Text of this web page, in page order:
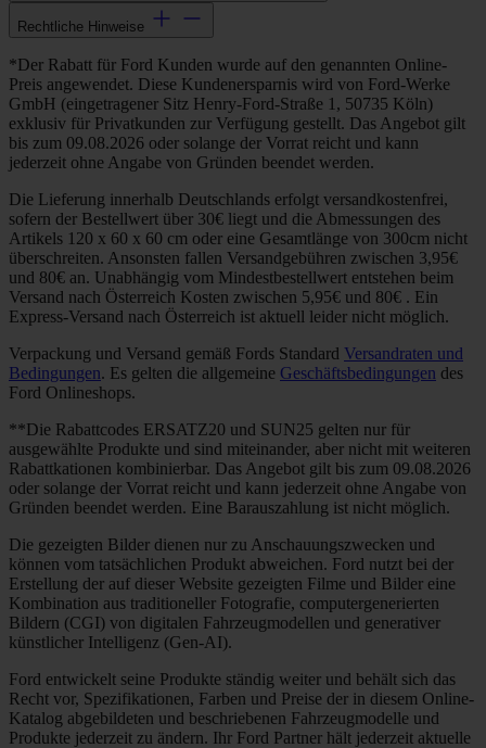
Rechtliche Hinweise
*Der Rabatt für Ford Kunden wurde auf den genannten Online-
Preis angewendet. Diese Kundenersparnis wird von Ford-Werke
GmbH (eingetragener Sitz Henry-Ford-Straße 1, 50735 Köln)
exklusiv für Privatkunden zur Verfügung gestellt. Das Angebot gilt
bis zum 09.08.2026 oder solange der Vorrat reicht und kann
jederzeit ohne Angabe von Gründen beendet werden.
Die Lieferung innerhalb Deutschlands erfolgt versandkostenfrei,
sofern der Bestellwert über 30€ liegt und die Abmessungen des
Artikels 120 x 60 x 60 cm oder eine Gesamtlänge von 300cm nicht
überschreiten. Ansonsten fallen Versandgebühren zwischen 3,95€
und 80€ an. Unabhängig vom Mindestbestellwert entstehen beim
Versand nach Österreich Kosten zwischen 5,95€ und 80€ . Ein
Express-Versand nach Österreich ist aktuell leider nicht möglich.
Verpackung und Versand gemäß Fords Standard Versandraten und
Bedingungen. Es gelten die allgemeine Geschäftsbedingungen des
Ford Onlineshops.
**Die Rabattcodes ERSATZ20 und SUN25 gelten nur für
ausgewählte Produkte und sind miteinander, aber nicht mit weiteren
Rabattkationen kombinierbar. Das Angebot gilt bis zum 09.08.2026
oder solange der Vorrat reicht und kann jederzeit ohne Angabe von
Gründen beendet werden. Eine Barauszahlung ist nicht möglich.
Die gezeigten Bilder dienen nur zu Anschauungszwecken und
können vom tatsächlichen Produkt abweichen. Ford nutzt bei der
Erstellung der auf dieser Website gezeigten Filme und Bilder eine
Kombination aus traditioneller Fotografie, computergenerierten
Bildern (CGI) von digitalen Fahrzeugmodellen und generativer
künstlicher Intelligenz (Gen-AI).
Ford entwickelt seine Produkte ständig weiter und behält sich das
Recht vor, Spezifikationen, Farben und Preise der in diesem Online-
Katalog abgebildeten und beschriebenen Fahrzeugmodelle und
Produkte jederzeit zu ändern. Ihr Ford Partner hält jederzeit aktuelle